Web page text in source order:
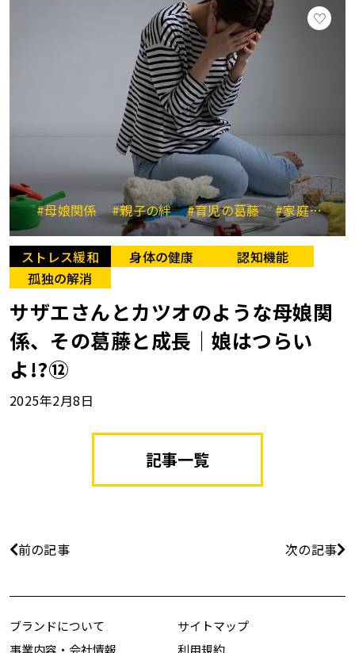
#母娘関係 #親子の絆 #育児の葛藤 #家庭の悩み
ストレス緩和 身体の健康
認知機能
孤独の解消
サザエさんとカツオのような母娘関
係、その葛藤と成長｜娘はつらい
よ!?⑫
2025年2月8日
記事一覧
前の記事 次の記事
ブランドについて
サイトマップ